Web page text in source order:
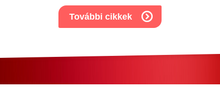
További cikkek